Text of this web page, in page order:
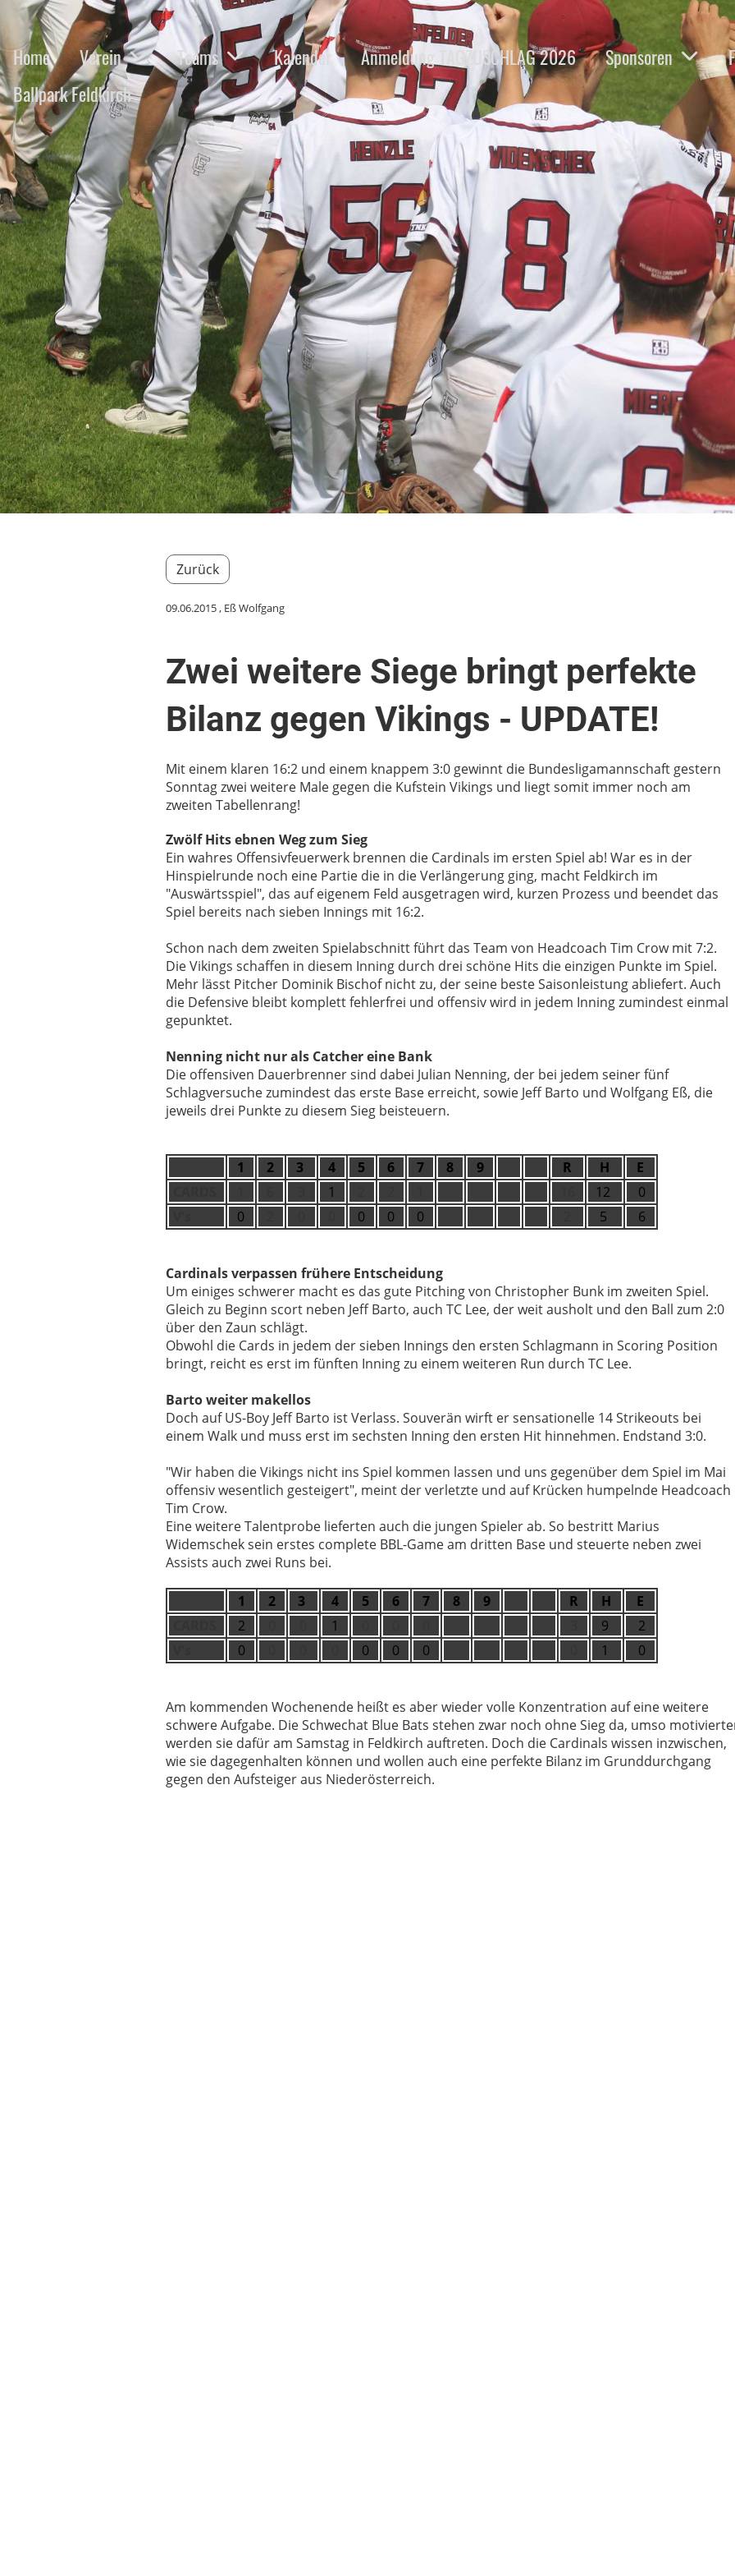
Home Verein Teams Kalender Anmeldung TAGZUSCHLAG 2026 Sponsoren
Ballpark Feldkirch
Zurück
09.06.2015, Eß Wolfgang
Zwei weitere Siege bringt perfekte
Bilanz gegen Vikings - UPDATE!
Mit einem klaren 16:2 und einem knappem 3:0 gewinnt die Bundesligamannschaft gestern
Sonntag zwei weitere Male gegen die Kufstein Vikings und liegt somit immer noch am
zweiten Tabellenrang!
Zwölf Hits ebnen Weg zum Sieg
Ein wahres Offensivfeuerwerk brennen die Cardinals im ersten Spiel ab! War es in der
Hinspielrunde noch eine Partie die in die Verlängerung ging, macht Feldkirch im
"Auswärtsspiel", das auf eigenem Feld ausgetragen wird, kurzen Prozess und beendet das
Spiel bereits nach sieben Innings mit 16:2.
Schon nach dem zweiten Spielabschnitt führt das Team von Headcoach Tim Crow mit 7:2.
Die Vikings schaffen in diesem Inning durch drei schöne Hits die einzigen Punkte im Spiel.
Mehr lässt Pitcher Dominik Bischof nicht zu, der seine beste Saisonleistung abliefert. Auch
die Defensive bleibt komplett fehlerfrei und offensiv wird in jedem Inning zumindest einmal
gepunktet.
Nenning nicht nur als Catcher eine Bank
Die offensiven Dauerbrenner sind dabei Julian Nenning, der bei jedem seiner fünf
Schlagversuche zumindest das erste Base erreicht, sowie Jeff Barto und Wolfgang Eß, die
jeweils drei Punkte zu diesem Sieg beisteuern.
1 2 3 4 5 6 7 8 9 R H
E
1 12
0
0 0 0 0 5 6
Cardinals verpassen frühere Entscheidung
Um einiges schwerer macht es das gute Pitching von Christopher Bunk im zweiten Spiel.
Gleich zu Beginn scort neben Jeff Barto, auch TC Lee, der weit ausholt und den Ball zum 2:0
über den Zaun schlägt.
Obwohl die Cards in jedem der sieben Innings den ersten Schlagmann in Scoring Position
bringt, reicht es erst im fünften Inning zu einem weiteren Run durch TC Lee.
Barto weiter makellos
Doch auf US-Boy Jeff Barto ist Verlass. Souverän wirft er sensationelle 14 Strikeouts bei
einem Walk und muss erst im sechsten Inning den ersten Hit hinnehmen. Endstand 3:0.
"Wir haben die Vikings nicht ins Spiel kommen lassen und uns gegenüber dem Spiel im Mai
offensiv wesentlich gesteigert", meint der verletzte und auf Krücken humpelnde Headcoach
Tim Crow.
Eine weitere Talentprobe lieferten auch die jungen Spieler ab. So bestritt Marius
Widemschek sein erstes complete BBL-Game am dritten Base und steuerte neben zwei
Assists auch zwei Runs bei.
1 2 3 4 5 6 7 8 9 R H
E
2 1 9
2
0 0 0 0 1 0
Am kommenden Wochenende heißt es aber wieder volle Konzentration auf eine weitere
schwere Aufgabe. Die Schwechat Blue Bats stehen zwar noch ohne Sieg da, umso
werden sie dafür am Samstag in Feldkirch auftreten. Doch die Cardinals wissen inzwischen,
wie sie dagegenhalten können und wollen auch eine perfekte Bilanz im Grunddurchgang
gegen den Aufsteiger aus Niederösterreich.